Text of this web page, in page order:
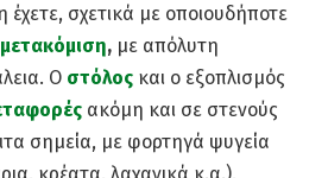
σχετικά με οποιουδήποτε
μετακόμιση, με απόλυτη
Ο στόλος και ο εξοπλισμός
ακόμη και σε στενούς
σημεία, με φορτηγά ψυγεία